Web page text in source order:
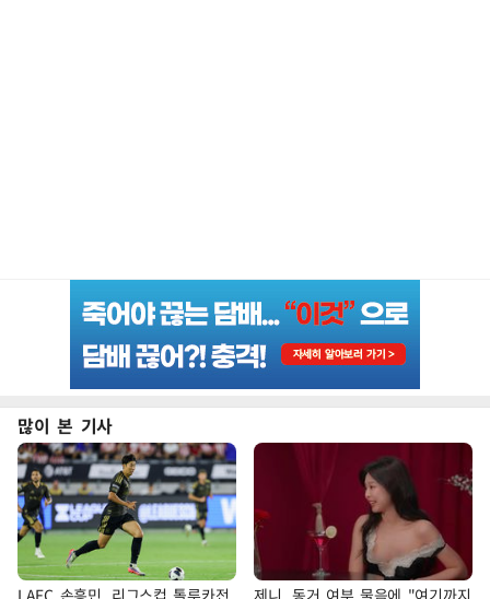
많이 본 기사
LAFC 손흥민, 리그스컵 톨루카전 제니, 동거 여부 물음에 "여기까지